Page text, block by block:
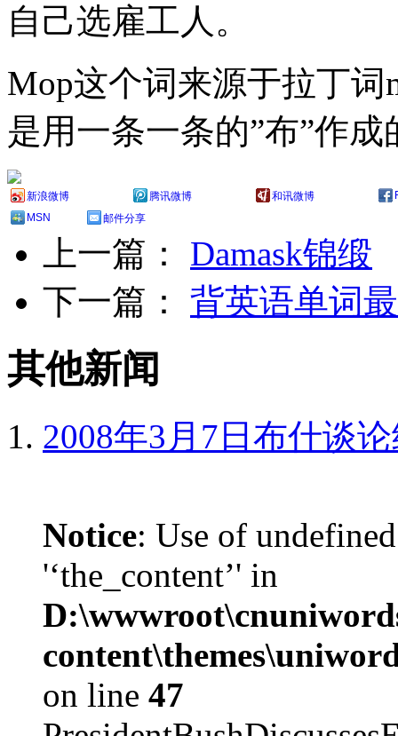
自己选雇工人。
Mop这个词来源于拉丁词
是用一条一条的”布”作成
新浪微博 腾讯微博 和讯微博
MSN
邮件分享
上一篇： Damask锦缎
下一篇： 背英语单词
其他新闻
2008年3月7日布什谈
Notice: Use of
'‘the_content’' in
on line 47